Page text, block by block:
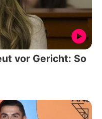
vor Gericht: So